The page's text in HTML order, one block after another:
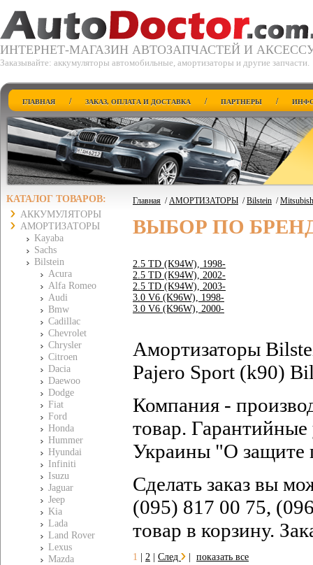
ИНТЕРНЕТ-МАГАЗИН АВТОЗАПЧАСТЕЙ И
Заказывайте: аккумуляторы автомобильные, амортизаторы и другие запчасти.
ГЛАВНАЯ / ЗАКАЗ, ОПЛАТА И ДОСТАВКА / ПАРТНЕРЫ /
КАТАЛОГ ТОВАРОВ:
АККУМУЛЯТОРЫ
АМОРТИЗАТОРЫ
Kayaba
Sachs
Bilstein
Acura
Alfa Romeo
Audi
Bmw
Cadillac
Chevrolet
Chrysler
Citroen
Dacia
Daewoo
Dodge
Fiat
Ford
Honda
Hummer
Hyundai
Infiniti
Isuzu
Jaguar
Jeep
Kia
Lada
Land Rover
Lexus
Mazda
Главная /АМОРТИЗАТОРЫ /Bilstein /
ВЫБОР ПО
2.5 TD (K94W), 1998-
2.5 TD (K94W), 2002-
2.5 TD (K94W), 2003-
3.0 V6 (K96W), 1998-
3.0 V6 (K96W), 2000-
Амортизаторы
Pajero Sport (k90)
Компания -
товар. Гарантийные
Украины "О защите
Сделать заказ вы
(095) 817 00 75,
товар в корзину.
1 2 След показать все